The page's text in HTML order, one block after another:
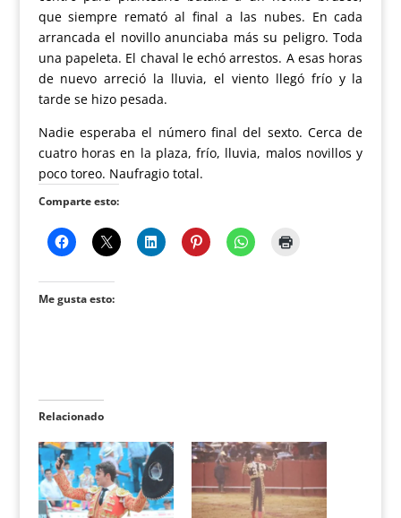
que siempre remató al final a las nubes. En cada
arrancada el novillo anunciaba más su peligro. Toda
una papeleta. El chaval le echó arrestos. A esas horas
de nuevo arreció la lluvia, el viento llegó frío y la
tarde se hizo pesada.
Nadie esperaba el número final del sexto. Cerca de
cuatro horas en la plaza, frío, lluvia, malos novillos y
poco toreo. Naufragio total.
Comparte esto:
Me gusta esto:
Relacionado